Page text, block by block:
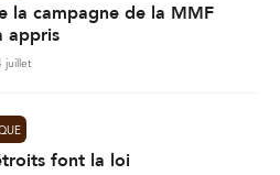
la campagne de la MMF
appris
juillet
font la loi